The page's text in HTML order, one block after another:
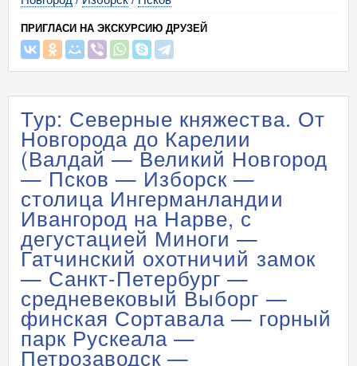
ПРИГЛАСИ НА ЭКСКУРСИЮ ДРУЗЕЙ
Тур: Северные княжества. От
Новгорода до Карелии
(Валдай — Великий Новгород
— Псков — Изборск —
столица Ингерманландии
Ивангород на Нарве, с
дегустацией Миноги —
Гатчинский охотничий замок
— Санкт-Петербург —
средневековый Выборг —
финская Сортавала — горный
парк Рускеала —
Петрозаводск —